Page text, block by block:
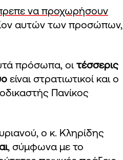
να προχωρήσουν
αυτών των προσώπων,
πρόσωπα, οι τέσσερις
είναι στρατιωτικοί και ο
Πανίκος
ο κ. Κληρίδης
, σύμφωνα με το